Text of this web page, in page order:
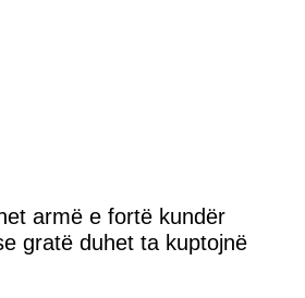
armë e fortë kundër
gratë duhet ta kuptojnë